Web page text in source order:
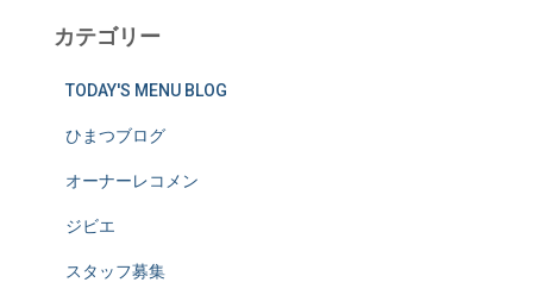
カテゴリー
TODAY'S MENU BLOG
ひまつブログ
オーナーレコメン
ジビエ
スタッフ募集